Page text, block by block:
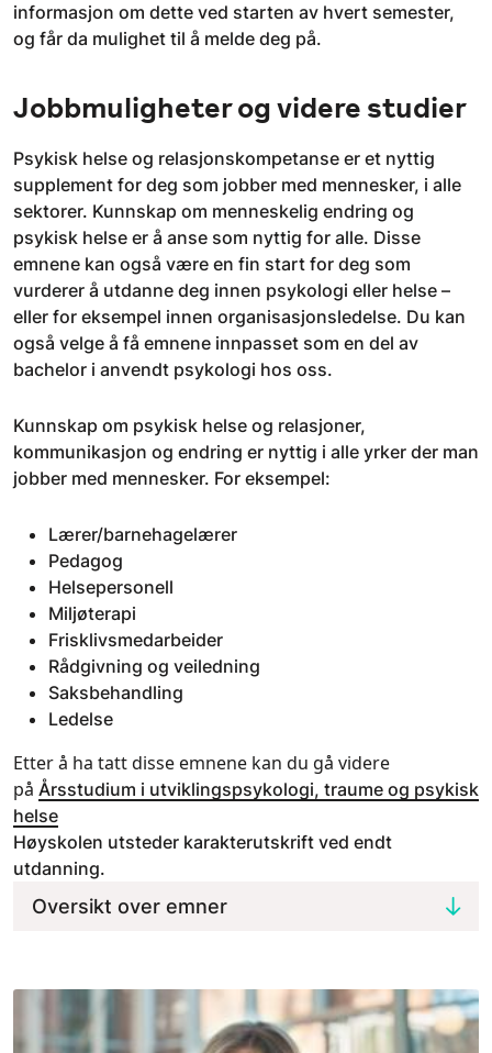
informasjon om dette ved starten av hvert semester,
og får da mulighet til å melde deg på.
Jobbmuligheter og videre studier
Psykisk helse og relasjonskompetanse er et nyttig
supplement for deg som jobber med mennesker, i alle
sektorer. Kunnskap om menneskelig endring og
psykisk helse er å anse som nyttig for alle. Disse
emnene kan også være en fin start for deg som
vurderer å utdanne deg innen psykologi eller helse –
eller for eksempel innen organisasjonsledelse. Du kan
også velge å få emnene innpasset som en del av
bachelor i anvendt psykologi hos oss.
Kunnskap om psykisk helse og relasjoner,
kommunikasjon og endring er nyttig i alle yrker der man
jobber med mennesker. For eksempel:
Lærer/barnehagelærer
Pedagog
Helsepersonell
Miljøterapi
Frisklivsmedarbeider
Rådgivning og veiledning
Saksbehandling
Ledelse
Etter å ha tatt disse emnene kan du gå videre
på Årsstudium i utviklingspsykologi, traume og psykisk
helse
Høyskolen utsteder karakterutskrift ved endt
utdanning.
Oversikt over emner